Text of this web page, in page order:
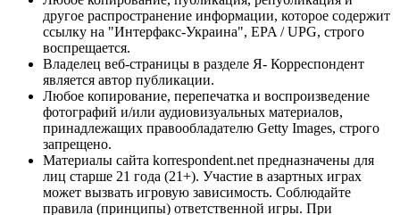
другое распространение информации, которое содержит
ссылку на "Интерфакс-Украина", EPA / UPG, строго
воспрещается.
Владелец веб-страницы в разделе Я- Корреспондент
является автор публикации.
Любое копирование, перепечатка и воспроизведение
фотографий и/или аудиовизуальных материалов,
принадлежащих правообладателю Getty Images, строго
запрещено.
Материалы сайта korrespondent.net предназначены для
лиц старше 21 года (21+). Участие в азартных играх
может вызвать игровую зависимость. Соблюдайте
правила (принципы) ответственной игры. При